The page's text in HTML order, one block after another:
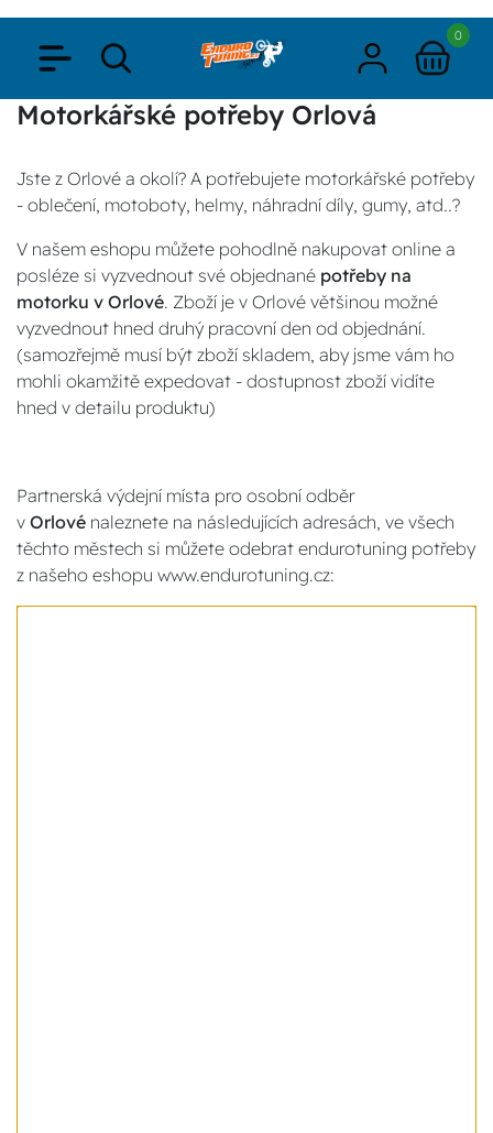
0
Motorkářské potřeby Orlová
Jste z Orlové a okolí? A potřebujete motorkářské potřeby
- oblečení, motoboty, helmy, náhradní díly, gumy, atd..?
V našem eshopu můžete pohodlně nakupovat online a
posléze si vyzvednout své objednané potřeby na
motorku v Orlové. Zboží je v Orlové většinou možné
vyzvednout hned druhý pracovní den od objednání.
(samozřejmě musí být zboží skladem, aby jsme vám ho
mohli okamžitě expedovat - dostupnost zboží vidíte
hned v detailu produktu)
Partnerská výdejní místa pro osobní odběr
v Orlové naleznete na následujících adresách, ve všech
těchto městech si můžete odebrat endurotuning potřeby
z našeho eshopu www.endurotuning.cz: